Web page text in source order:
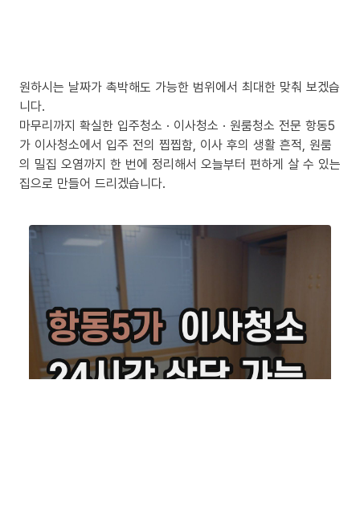
원하시는 날짜가 촉박해도 가능한 범위에서 최대한 맞춰 보겠습
니다.
마무리까지 확실한 입주청소 · 이사청소 · 원룸청소 전문 항동5
가 이사청소에서 입주 전의 찝찝함, 이사 후의 생활 흔적, 원룸
의 밀집 오염까지 한 번에 정리해서 오늘부터 편하게 살 수 있는
집으로 만들어 드리겠습니다.